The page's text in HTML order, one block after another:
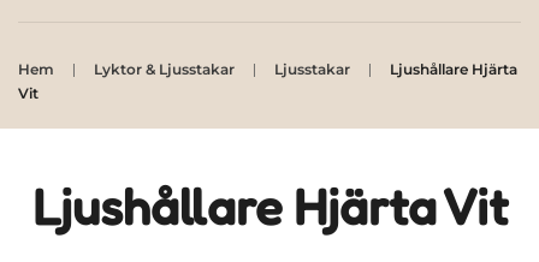
Hem Lyktor & Ljusstakar Ljusstakar
Ljushållare Hjärta
Vit
Ljushållare Hjärta Vit